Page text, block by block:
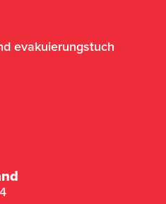
evakuierungstuch